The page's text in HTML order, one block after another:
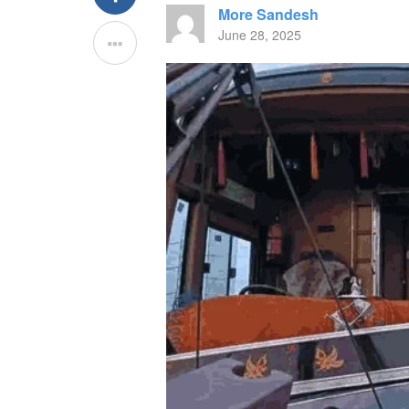
More Sandesh
June 28, 2025